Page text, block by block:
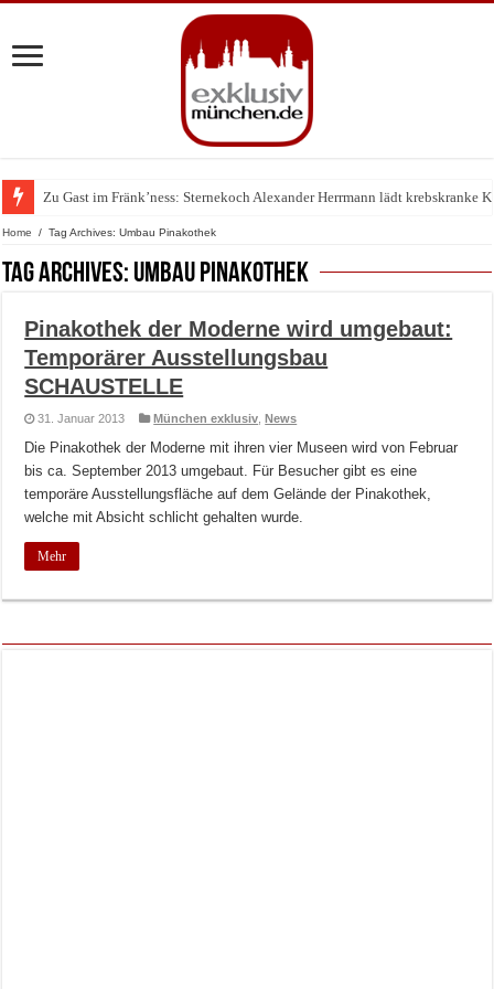
Zu Gast im Fränk’ness: Sternekoch Alexander Herrmann lädt krebskranke
Warum München gerade zum Treffpunkt der Lingerie-Branche wurde
Home / Tag Archives: Umbau Pinakothek
Tag Archives: Umbau Pinakothek
Pinakothek der Moderne wird umgebaut:
Temporärer Ausstellungsbau
SCHAUSTELLE
31. Januar 2013 München exklusiv ,News
Die Pinakothek der Moderne mit ihren vier Museen wird von Februar
bis ca. September 2013 umgebaut. Für Besucher gibt es eine
temporäre Ausstellungsfläche auf dem Gelände der Pinakothek,
welche mit Absicht schlicht gehalten wurde.
Mehr